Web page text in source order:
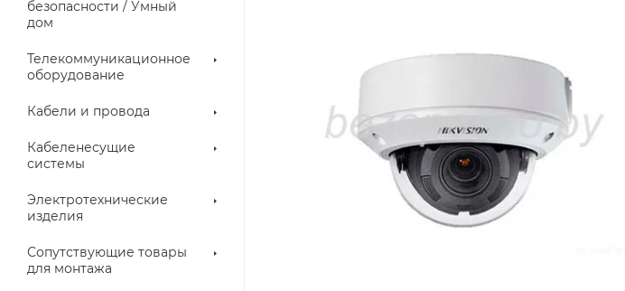
безопасности / Умный
дом
Телекоммуникационное
оборудование
Кабели и провода
Кабеленесущие
системы
Трубы
Электротехнические
изделия
Сопутствующие товары
для монтажа